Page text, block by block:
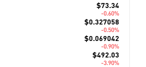
$73.34
-0.60%
$0.327058
-0.50%
$0.069042
-0.90%
$492.03
-3.90%